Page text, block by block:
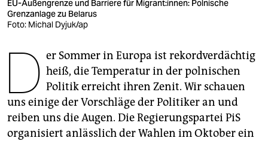
fragen & hilfe
unterstützen
abo
genossenschaft
epaper login
EU-Außengrenze und Barriere für Migrant:innen: Polnische
Grenzanlage zu Belarus
Foto: Michal Dyjuk/ap
D er Sommer in Europa ist rekordverdächtig
heiß, die Temperatur in der polnischen
Politik erreicht ihren Zenit. Wir schauen
uns einige der Vorschläge der Politiker an und
reiben uns die Augen. Die Regierungspartei PiS
organisiert anlässlich der Wahlen im Oktober ein